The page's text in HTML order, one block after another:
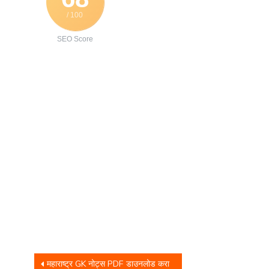
/ 100
SEO Score
Post
महाराष्ट्र GK नोट्स PDF डाउनलोड करा